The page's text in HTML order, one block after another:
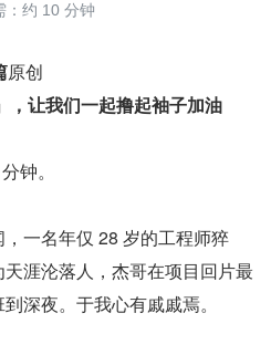
：约 10 分钟
原创
，让我们一起撸起袖子加油
钟。
一名年仅 28 岁的工程师猝
涯沦落人，杰哥在项目回片最
深夜。于我心有戚戚焉。